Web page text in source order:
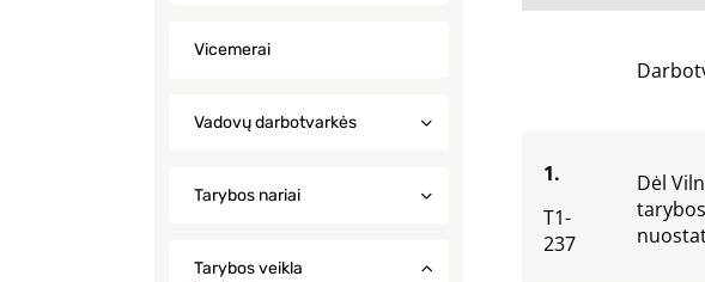
Vicemerai
Vadovų darbotvarkės
Tarybos nariai
Tarybos veikla
1.
T1-
237
Dėl